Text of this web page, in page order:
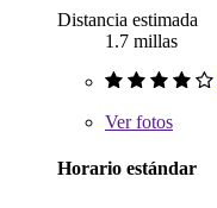
Distancia estimada
1.7 millas
Verfotos
Horario estándar